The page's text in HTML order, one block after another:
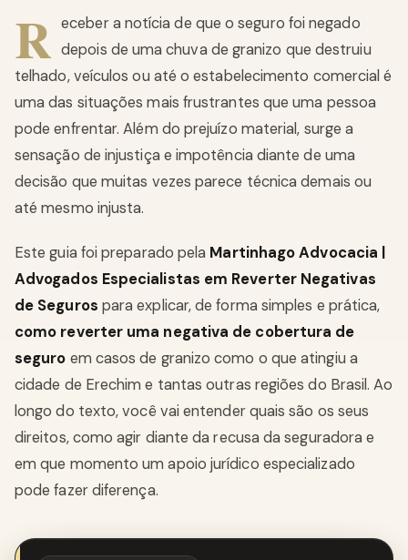
R eceber a notícia de que o seguro foi negado
depois de uma chuva de granizo que destruiu
telhado, veículos ou até o estabelecimento comercial é
uma das situações mais frustrantes que uma pessoa
pode enfrentar. Além do prejuízo material, surge a
sensação de injustiça e impotência diante de uma
decisão que muitas vezes parece técnica demais ou
até mesmo injusta.
Este guia foi preparado pela Martinhago Advocacia |
Advogados Especialistas em Reverter Negativas
de Seguros para explicar, de forma simples e prática,
como reverter uma negativa de cobertura de
seguro em casos de granizo como o que atingiu a
cidade de Erechim e tantas outras regiões do Brasil. Ao
longo do texto, você vai entender quais são os seus
direitos, como agir diante da recusa da seguradora e
em que momento um apoio jurídico especializado
pode fazer diferença.